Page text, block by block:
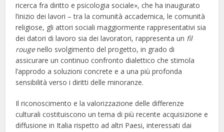
ricerca fra diritto e psicologia sociale», che ha inaugurato
l’inizio dei lavori – tra la comunità accademica, le comunità
religiose, gli attori sociali maggiormente rappresentativi sia
dei datori di lavoro sia dei lavoratori, rappresenta un fil
rougenello svolgimento del progetto, in grado di
assicurare un continuo confronto dialettico che stimola
l’approdo a soluzioni concrete e a una più profonda
sensibilità verso i diritti delle minoranze.
Il riconoscimento e la valorizzazione delle differenze
culturali costituiscono un tema di più recente acquisizione e
diffusione in Italia rispetto ad altri Paesi, interessati dai